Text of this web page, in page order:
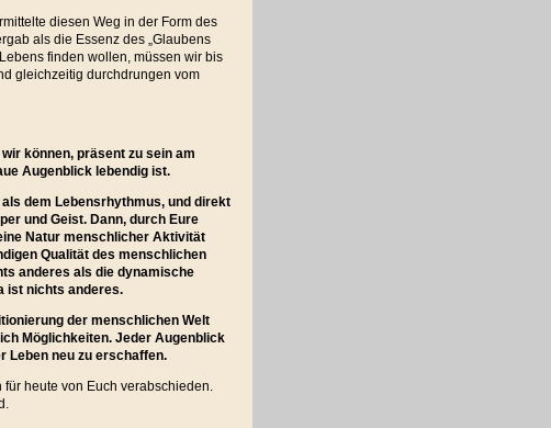
diesen Weg in der Form des
als die Essenz des „Glaubens
finden wollen, müssen wir bis
gleichzeitig durchdrungen vom
können, präsent zu sein am
Augenblick lebendig ist.
dem Lebensrhythmus, und direkt
und Geist. Dann, durch Eure
Natur menschlicher Aktivität
Qualität des menschlichen
anderes als die dynamische
ist nichts anderes.
der menschlichen Welt
Möglichkeiten. Jeder Augenblick
Leben neu zu erschaffen.
heute von Euch verabschieden.